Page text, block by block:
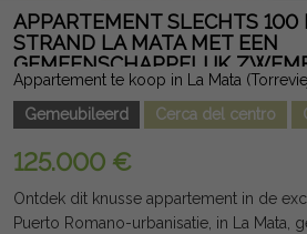
APPARTEMENT SLECHTS 100
STRAND LA MATA MET EEN
GEMEENSCHAPPELIJK
UITSTEKENDE LIGGING
Appartement te koop in La Mata
Gemeubileerd
Cerca del centro
125.000 €
Ontdek dit knusse appartement in de
Puerto Romano-urbanisatie, in La Mata,